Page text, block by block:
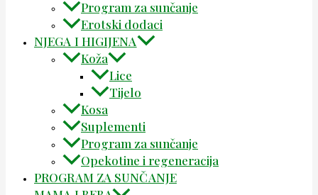
Program za sunčanje
Erotski dodaci
NJEGA I HIGIJENA
Koža
Lice
Tijelo
Kosa
Suplementi
Program za sunčanje
Opekotine i regeneracija
PROGRAM ZA SUNČANJE